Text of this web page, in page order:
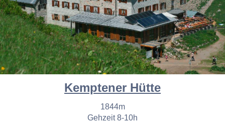
Kemptener Hütte
1844m
Gehzeit 8-10h